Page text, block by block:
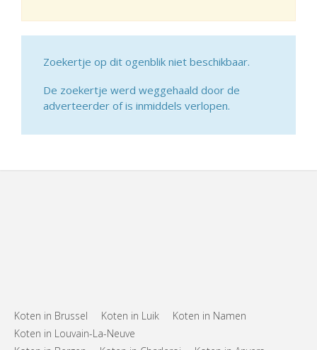
Zoekertje op dit ogenblik niet beschikbaar.
De zoekertje werd weggehaald door de
adverteerder of is inmiddels verlopen.
Koten in Brussel Koten in Luik
Koten in Namen
Koten in Louvain-La-Neuve